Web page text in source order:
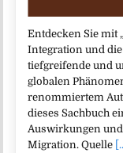
Entdecken Sie mit
Integration und
tiefgreifende und
globalen
renommiertem
dieses Sachbuch
Auswirkungen
Migration. Quelle